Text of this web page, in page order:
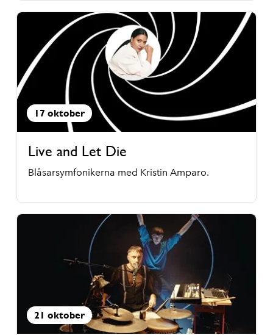
17 oktober
Live and Let Die
Blåsarsymfonikerna med Kristin Amparo.
21 oktober